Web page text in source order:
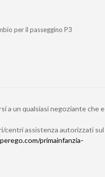
per il passeggino P3
a un qualsiasi negoziante che
centri assistenza autorizzati
primainfanzia-